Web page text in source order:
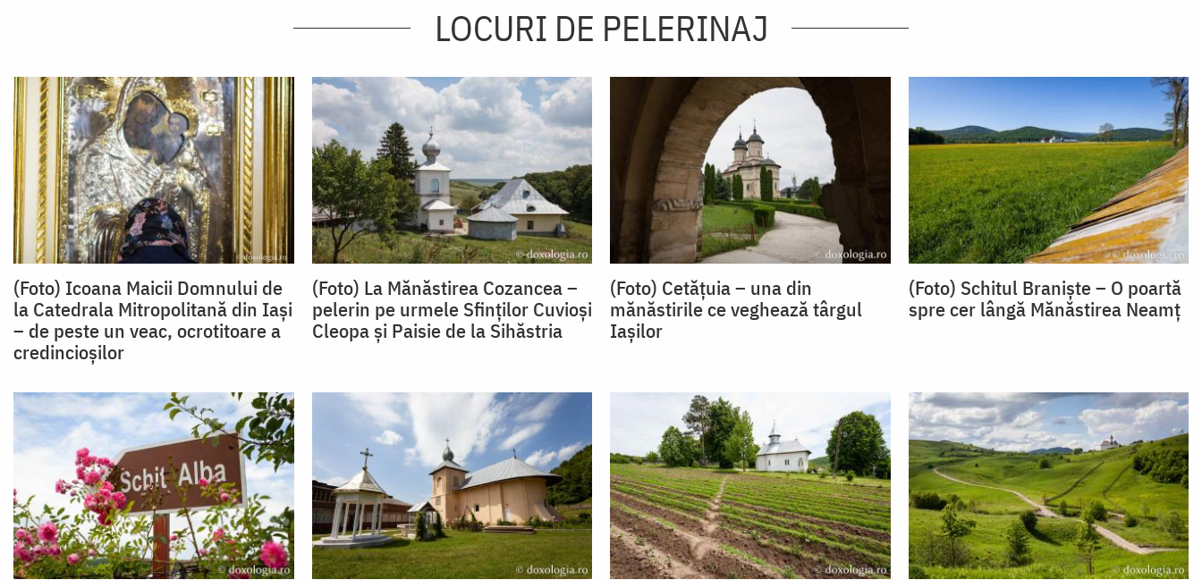
LOCURI DE PELERINAJ
(Foto) Icoana Maicii Domnului de
la Catedrala Mitropolitană din Iași
– de peste un veac, ocrotitoare a
credincioșilor
(Foto) La Mănăstirea Cozancea –
pelerin pe urmele Sfinților Cuvioși
Cleopa și Paisie de la Sihăstria
(Foto) Cetățuia – una din
mănăstirile ce veghează târgul
Iașilor
(Foto) Schitul Braniște – O poartă
spre cer lângă Mănăstirea Neamț